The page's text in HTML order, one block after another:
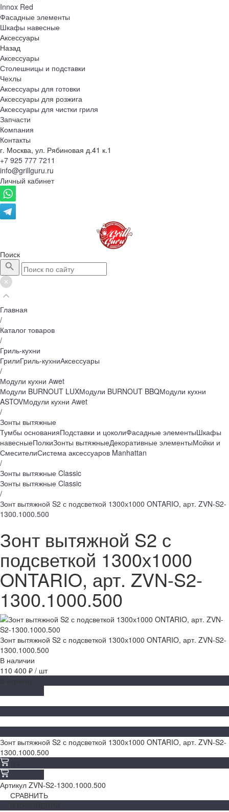
Innox Red
Фасадные элементы
Шкафы навесные
Аксессуары
Назад
Аксессуары
Столешницы и подставки
Чехлы
Аксессуары для готовки
Аксессуары для розжига
Аксессуары для чистки гриля
Запчасти
Компания
Контакты
г. Москва, ул. Рябиновая д.41 к.1
+7 925 777 7211
info@grillguru.ru
Личный кабинет
Поиск
Главная
/
Каталог товаров
/
Гриль-кухни
ГрилиГриль-кухниАксессуары
/
Модули кухни Аwet
Модули BURNOUT LUXМодули BURNOUT BBQМодули кухни
ASTOVМодули кухни Аwet
/
Зонты вытяжные
Тумбы основанияПодставки и цоколиФасадные элементыШкафы
навесныеПолкиЗонты вытяжныеДекоративные элементыМойки и
СмесителиСистема аксессуаров Manhattan
/
Зонты вытяжные Classic
Зонты вытяжные Classic
/
Зонт вытяжной S2 с подсветкой 1300х1000 ONTARIO, арт. ZVN-S2-
1300.1000.500
Зонт вытяжной S2 с
подсветкой 1300х1000
ONTARIO, арт. ZVN-S2-
1300.1000.500
Зонт вытяжной S2 с подсветкой 1300х1000 ONTARIO, арт. ZVN-S2-
1300.1000.500
В наличии
110 400 ₽ / шт
Зонт вытяжной S2 с подсветкой 1300х1000 ONTARIO, арт. ZVN-S2-
1300.1000.500
Артикул ZVN-S2-1300.1000.500
СРАВНИТЬ